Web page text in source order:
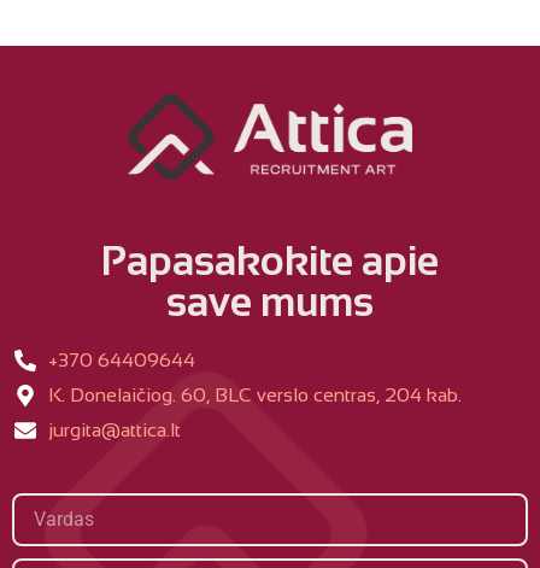
Papasakokite apie
save mums
+370 64409644
K. Donelaičiog. 60, BLC verslo centras, 204 kab.
jurgita@attica.lt